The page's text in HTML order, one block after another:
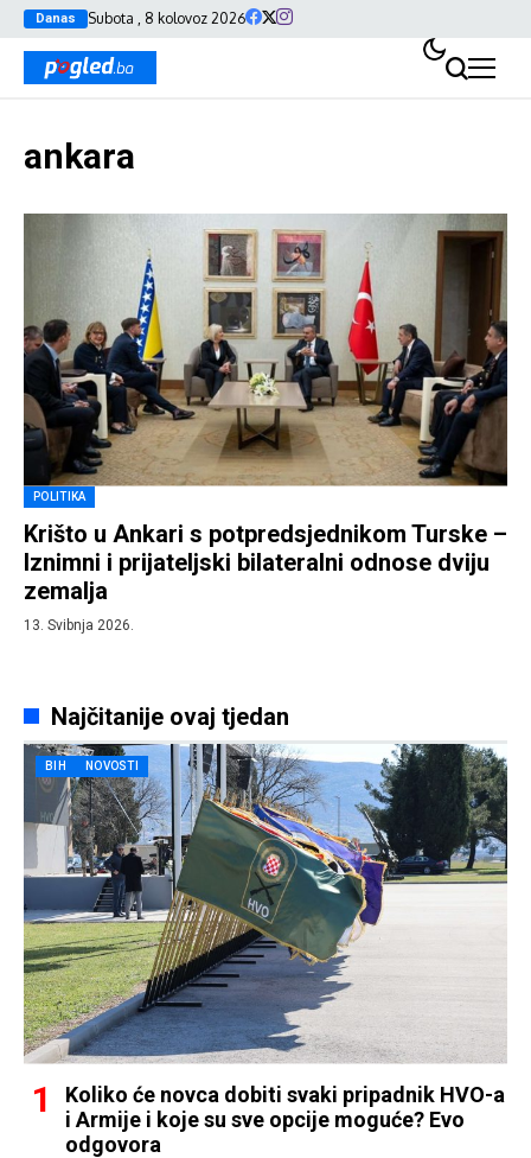
Danas Subota , 8 kolovoz 2026
ankara
POLITIKA
Krišto u Ankari s potpredsjednikom Turske –
Iznimni i prijateljski bilateralni odnose dviju
zemalja
13. Svibnja 2026.
Najčitanije ovaj tjedan
BIH NOVOSTI
Koliko će novca dobiti svaki pripadnik HVO-a
i Armije i koje su sve opcije moguće? Evo
odgovora